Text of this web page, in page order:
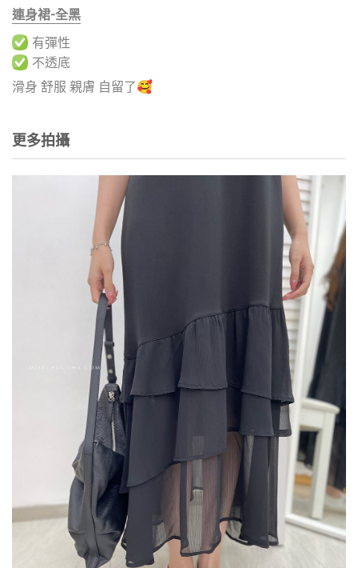
連身裙-全黑
有彈性
不透底
滑身 舒服 親膚 自留了🥰
更多拍攝